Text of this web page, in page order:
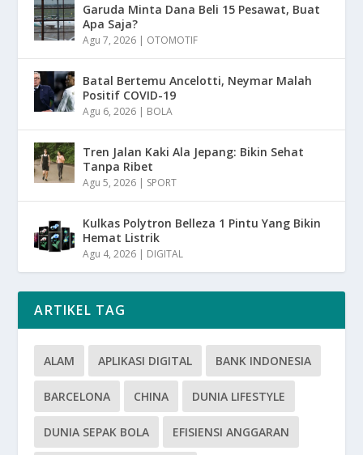
Garuda Minta Dana Beli 15 Pesawat, Buat
Apa Saja?
Agu 7, 2026 | OTOMOTIF
Batal Bertemu Ancelotti, Neymar Malah
Positif COVID-19
Agu 6, 2026 | BOLA
Tren Jalan Kaki Ala Jepang: Bikin Sehat
Tanpa Ribet
Agu 5, 2026 | SPORT
Kulkas Polytron Belleza 1 Pintu Yang Bikin
Hemat Listrik
Agu 4, 2026 | DIGITAL
ARTIKEL TAG
ALAM APLIKASI DIGITAL BANK INDONESIA
BARCELONA CHINA DUNIA LIFESTYLE
DUNIA SEPAK BOLA EFISIENSI ANGGARAN